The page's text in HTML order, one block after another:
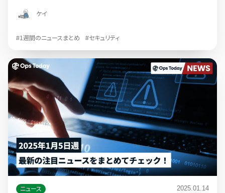
ケイ
#1週間のニュースまとめ #セキュリティ
ニュース 2025.01.14